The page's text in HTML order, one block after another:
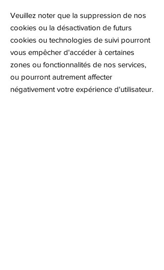
Veuillez noter que la suppression de nos
cookies ou la désactivation de futurs
cookies ou technologies de suivi pourront
vous empêcher d'accéder à certaines
zones ou fonctionnalités de nos services,
ou pourront autrement affecter
négativement votre expérience d'utilisateur.